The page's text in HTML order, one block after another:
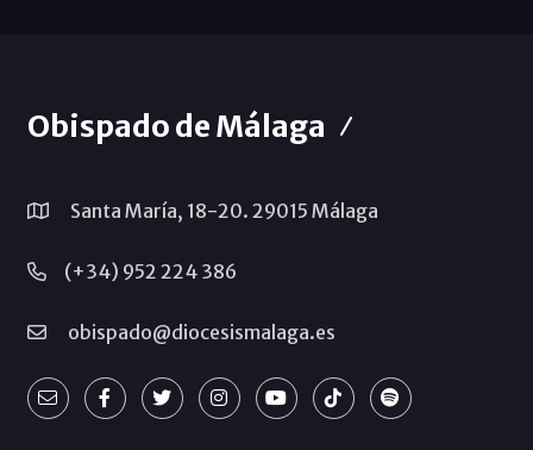
Obispado de Málaga
Santa María, 18-20. 29015 Málaga
(+34) 952 224 386
obispado@diocesismalaga.es